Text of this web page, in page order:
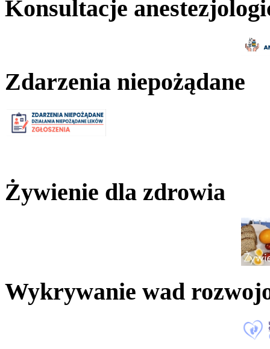
Konsultacje
Zdarzenia niepożądane
Żywienie dla zdrowia
Wykrywanie wad